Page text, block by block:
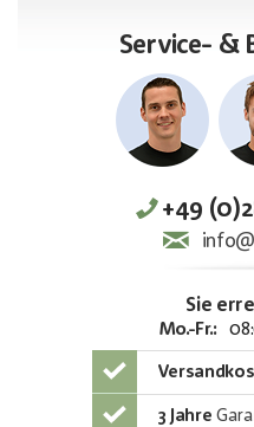
Service- &
+49
Sie
Mo.-Fr.:
3 Jahre